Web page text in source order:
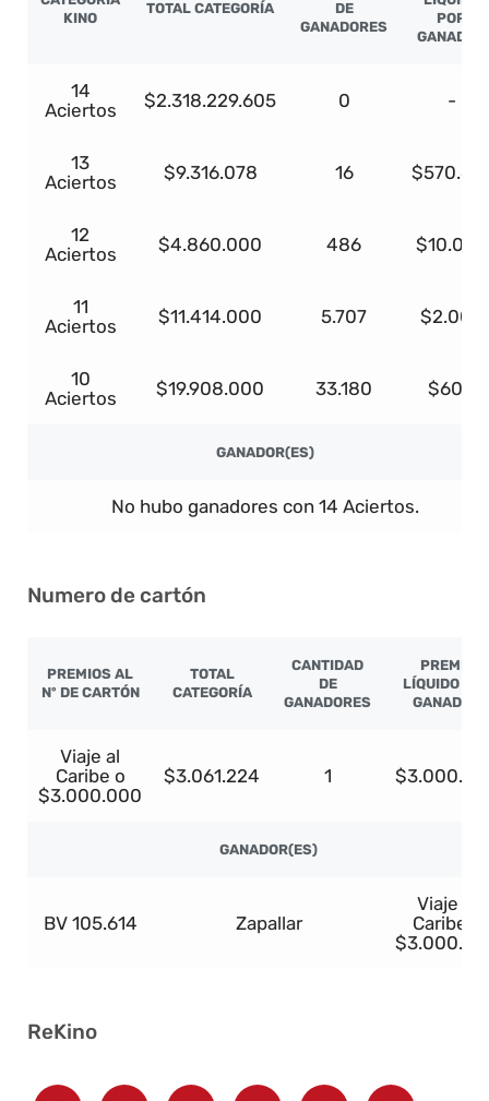
KINO
TOTAL CATEGORÍA
DE
GANADORES
POR
GANADOR
14
Aciertos
$2.318.229.605 0 -
13
Aciertos
$9.316.078 16
12
Aciertos
$4.860.000 486 $10.000
11
Aciertos
$11.414.000 5.707 $2.000
10
Aciertos
$19.908.000 33.180 $600
GANADOR(ES)
No hubo ganadores con 14 Aciertos.
Numero de cartón
PREMIOS AL
Nº DE CARTÓN
TOTAL
CATEGORÍA
CANTIDAD
DE
GANADORES
PREMIO
LÍQUIDO
GANADOR
Viaje al
Caribe o
$3.000.000
$3.061.224 1
GANADOR(ES)
BV 105.614 Zapallar
Viaje al
Caribe o
ReKino